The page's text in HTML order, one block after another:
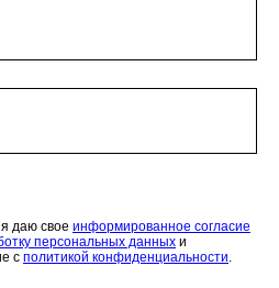
даю свое информированное согласие
персональных данных и
с политикой конфиденциальности.